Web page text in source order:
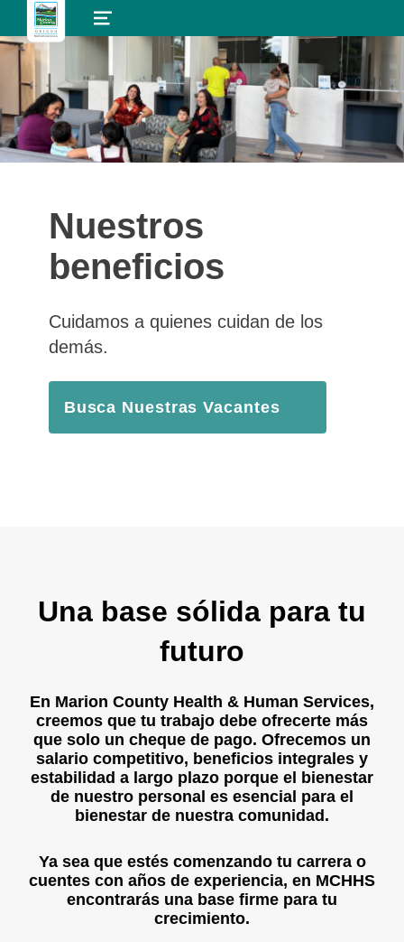
MENU
Nuestros
beneficios
Cuidamos a quienes cuidan de los
demás.
Busca Nuestras Vacantes
Una base sólida para tu
futuro
En Marion County Health & Human Services,
creemos que tu trabajo debe ofrecerte más
que solo un cheque de pago. Ofrecemos un
salario competitivo, beneficios integrales y
estabilidad a largo plazo porque el bienestar
de nuestro personal es esencial para el
bienestar de nuestra comunidad.
Ya sea que estés comenzando tu carrera o
cuentes con años de experiencia, en MCHHS
encontrarás una base firme para tu
crecimiento.